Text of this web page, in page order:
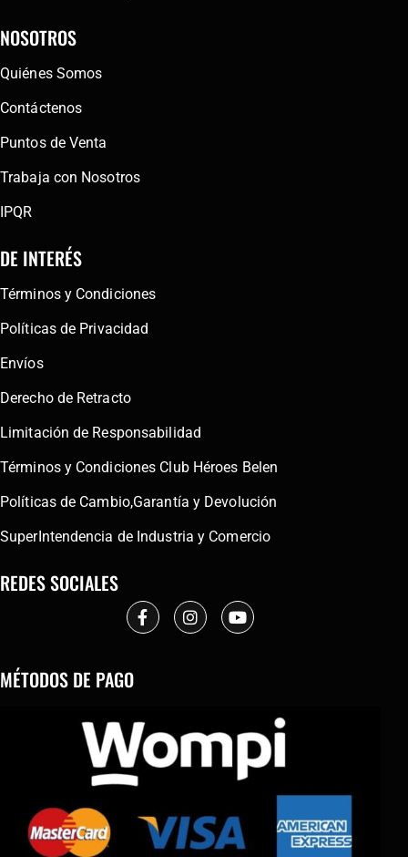
NOSOTROS
Quiénes Somos
Contáctenos
Puntos de Venta
Trabaja con Nosotros
IPQR
DE INTERÉS
Términos y Condiciones
Políticas de Privacidad
Envíos
Derecho de Retracto
Limitación de Responsabilidad
Términos y Condiciones Club Héroes Belen
Políticas de Cambio,Garantía y Devolución
SuperIntendencia de Industria y Comercio
REDES SOCIALES
MÉTODOS DE PAGO